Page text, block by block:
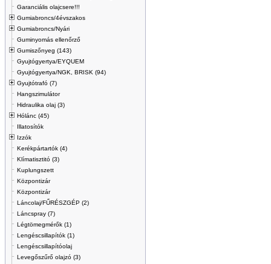
Garanciális olajcsere!!!
Gumiabroncs/4évszakos
Gumiabroncs/Nyári
Guminyomás ellenőrző
Gumiszőnyeg (143)
Gyujtógyertya/EYQUEM
Gyujtógyertya/NGK, BRISK (94)
Gyujtótrafó (7)
Hangszimulátor
Hidraulika olaj (3)
Hólánc (45)
Illatosítók
Izzók
Kerékpártartók (4)
Klímatisztitó (3)
Kuplungszett
Központizár
Központizár
Láncolaj/FŰRÉSZGÉP (2)
Láncspray (7)
Légtömegmérők (1)
Lengéscsillapítók (1)
Lengéscsillapítóolaj
Levegőszűrő olajzó (3)